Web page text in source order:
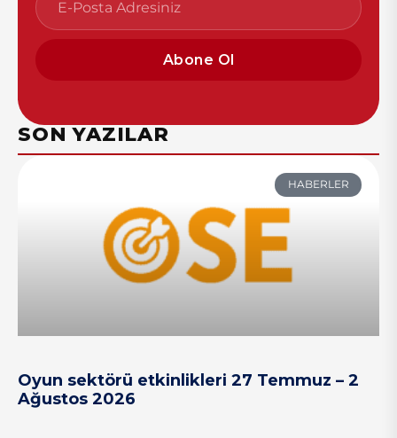
Abone Ol
SON YAZILAR
HABERLER
Oyun sektörü etkinlikleri 27 Temmuz – 2
Ağustos 2026